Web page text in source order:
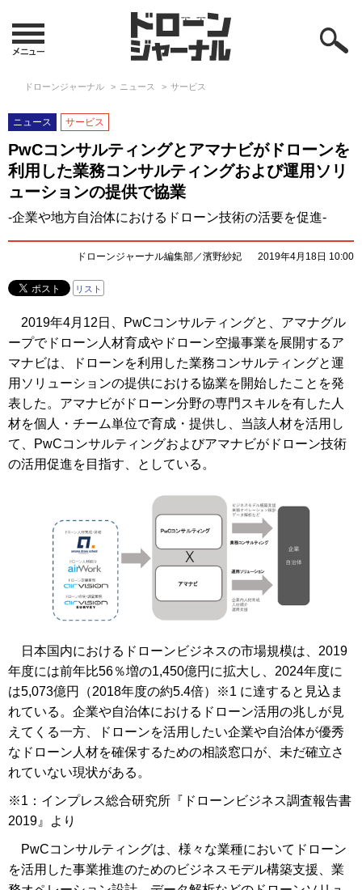
ドローンジャーナル ニュース サービス
ニュース サービス
PwCコンサルティングとアマナビがドローンを
利用した業務コンサルティングおよび運用ソリ
ューションの提供で協業
-企業や地方自治体におけるドローン技術の活要を促進-
ドローンジャーナル編集部／濱野紗妃 2019年4月18日 10:00
リスト
2019年4月12日、PwCコンサルティングと、アマナグル
ープでドローン人材育成やドローン空撮事業を展開するア
マナビは、ドローンを利用した業務コンサルティングと運
用ソリューションの提供における協業を開始したことを発
表した。アマナビがドローン分野の専門スキルを有した人
材を個人・チーム単位で育成・提供し、当該人材を活用し
て、PwCコンサルティングおよびアマナビがドローン技術
の活用促進を目指す、としている。
日本国内におけるドローンビジネスの市場規模は、2019
年度には前年比56％増の1,450億円に拡大し、2024年度に
は5,073億円（2018年度の約5.4倍）※1 に達すると見込ま
れている。企業や自治体におけるドローン活用の兆しが見
えてくる一方、ドローンを活用したい企業や自治体が優秀
なドローン人材を確保するための相談窓口が、未だ確立さ
れていない現状がある。
※1：インプレス総合研究所『ドローンビジネス調査報告書
2019』より
PwCコンサルティングは、様々な業種においてドローン
を活用した事業推進のためのビジネスモデル構築支援、業